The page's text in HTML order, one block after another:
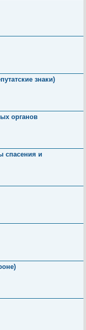
знаки)
органов
спасения и